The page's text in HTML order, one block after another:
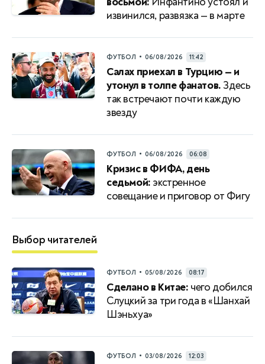
извинился, развязка — в марте
ФУТБОЛ • 06/08/2026 11:42
Салах приехал в Турцию — и
утонул в толпе фанатов.Здесь
так встречают почти каждую
звезду
ФУТБОЛ • 06/08/2026 06:08
Кризис в ФИФА, день
седьмой: экстренное
совещание и приговор от Фигу
Выбор читателей
ФУТБОЛ • 05/08/2026 08:17
Сделано в Китае: чего добился
Слуцкий за три года в «Шанхай
Шэньхуа»
ФУТБОЛ • 03/08/2026 12:03